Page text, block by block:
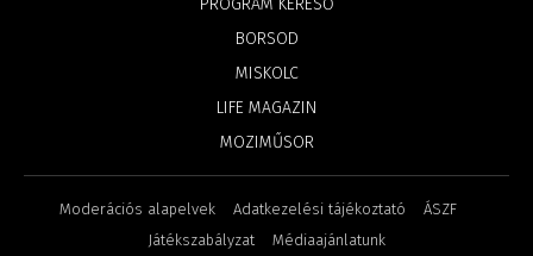
PROGRAM KERESŐ
BORSOD
MISKOLC
LIFE MAGAZIN
MOZIMŰSOR
Moderációs alapelvek Adatkezelési tájékoztató
ÁSZF
Játékszabályzat
Médiaajánlatunk